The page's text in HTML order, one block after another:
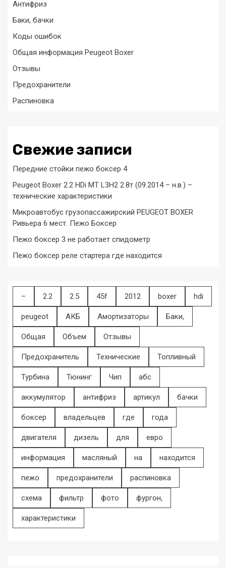
Антифриз
Баки, бачки
Коды ошибок
Общая информация Peugeot Boxer
Отзывы
Предохранители
Распиновка
Свежие записи
Передние стойки пежо боксер 4
Peugeot Boxer 2.2 HDi MT L3H2 2.8т (09.2014 – н.в.) –
технические характеристики
Микроавтобус грузопассажирский PEUGEOT BOXER
Ривьера 6 мест. Пежо Боксер
Пежо боксер 3 не работает спидометр
Пежо боксер реле стартера где находится
– 2.2 2.5 45f 2012 boxer hdi
peugeot АКБ Амортизаторы Баки,
Общая Объем Отзывы
Предохранитель Технические Топливный
Турбина Тюнинг Чип абс
аккумулятор антифриз артикул бачки
боксер владельцев где года
двигателя дизель для евро
информация масляный на находится
пежо предохранители распиновка
схема фильтр фото фургон,
характеристики